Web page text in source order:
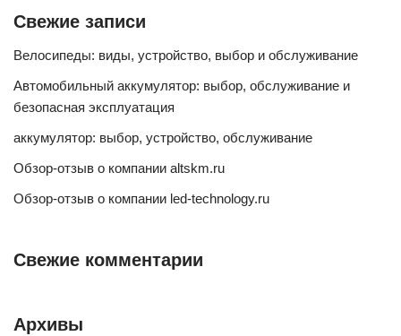
Свежие записи
Велосипеды: виды, устройство, выбор и обслуживание
Автомобильный аккумулятор: выбор, обслуживание и
безопасная эксплуатация
аккумулятор: выбор, устройство, обслуживание
Обзор-отзыв о компании altskm.ru
Обзор-отзыв о компании led-technology.ru
Свежие комментарии
Архивы